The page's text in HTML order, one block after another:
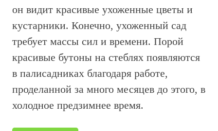
он видит красивые ухоженные цветы и
кустарники. Конечно, ухоженный сад
требует массы сил и времени. Порой
красивые бутоны на стеблях появляются
в палисадниках благодаря работе,
проделанной за много месяцев до этого, в
холодное предзимнее время.